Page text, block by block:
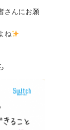
さんにお願
ね